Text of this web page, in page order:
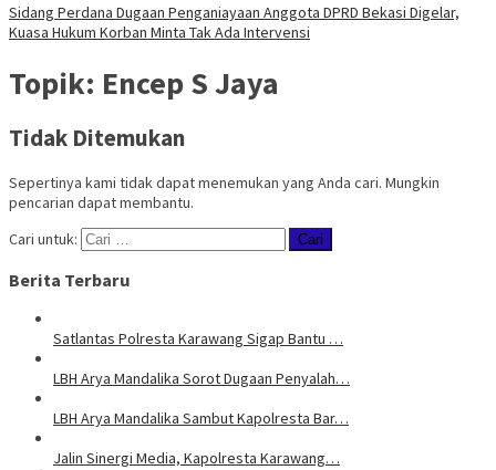
Sidang Perdana Dugaan Penganiayaan Anggota DPRD Bekasi Digelar,
Kuasa Hukum Korban Minta Tak Ada Intervensi
Topik: Encep S Jaya
Tidak Ditemukan
Sepertinya kami tidak dapat menemukan yang Anda cari. Mungkin
pencarian dapat membantu.
Cari untuk:
Berita Terbaru
Satlantas Polresta Karawang Sigap Bantu …
LBH Arya Mandalika Sorot Dugaan Penyalah…
LBH Arya Mandalika Sambut Kapolresta Bar…
Jalin Sinergi Media, Kapolresta Karawang…